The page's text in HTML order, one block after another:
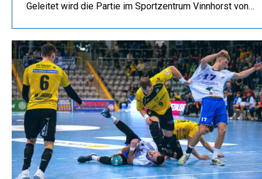
Geleitet wird die Partie im Sportzentrum Vinnhorst von…